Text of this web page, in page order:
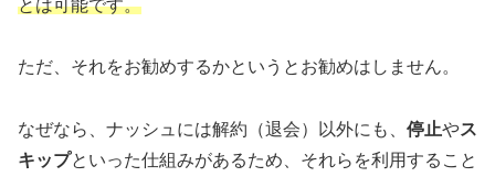
とは可能です。
ただ、それをお勧めするかというとお勧めはしません。
なぜなら、ナッシュには解約（退会）以外にも、 停止やス
キップといった仕組みがあるため、それらを利用すること